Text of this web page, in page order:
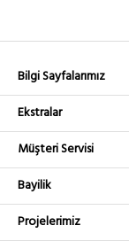
Bilgi Sayfalarımız
Ekstralar
Müşteri Servisi
Bayilik
Projelerimiz